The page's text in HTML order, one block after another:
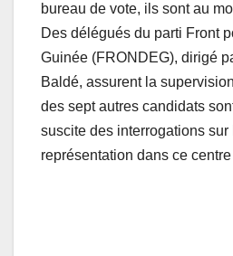
bureau de vote, ils sont au
Des délégués du parti Front
Guinée (FRONDEG), dirigé
Baldé, assurent la
des sept autres candidats
suscite des interrogations
représentation dans ce